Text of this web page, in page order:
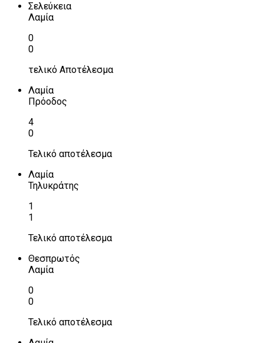
Σελεύκεια
Λαμία
0
0
τελικό Αποτέλεσμα
Λαμία
Πρόοδος
4
0
Τελικό αποτέλεσμα
Λαμία
Τηλυκράτης
1
1
Τελικό αποτέλεσμα
Θεσπρωτός
Λαμία
0
0
Τελικό αποτέλεσμα